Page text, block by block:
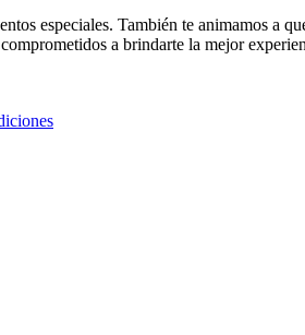
especiales. También te animamos a
a brindarte la mejor